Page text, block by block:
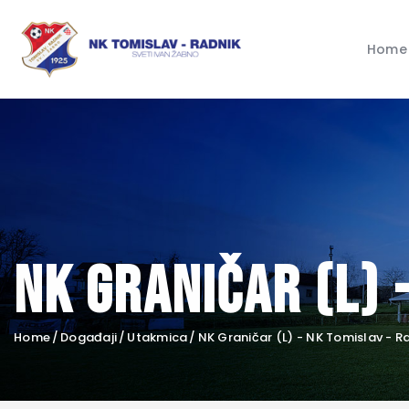
Home
NK Graničar (L)
Home Događaji Utakmica NK Graničar (L) - NK Tomislav -